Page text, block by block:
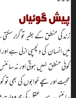
پیش گوئیاں
زندگی منطق کے بغیر تو گزر
میں انسان کی دلچسپی ازلی ہے
کوئی منطق نہیں ہوتی اور نہ
محبت اور سچے خوابوں کی بھی تو